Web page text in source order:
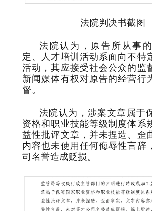
法院判决书截图
法院认为，原告所从事
定、人才培训活动系面向不特
活动，其应接受社会公众的监
新闻媒体有权对原告的经营行
督。
法院认为，涉案文章属于
资格和职业技能等级制度体系
益性批评文章，并未捏造、歪
内容也未使用任何侮辱性言辞
司名誉造成贬损。